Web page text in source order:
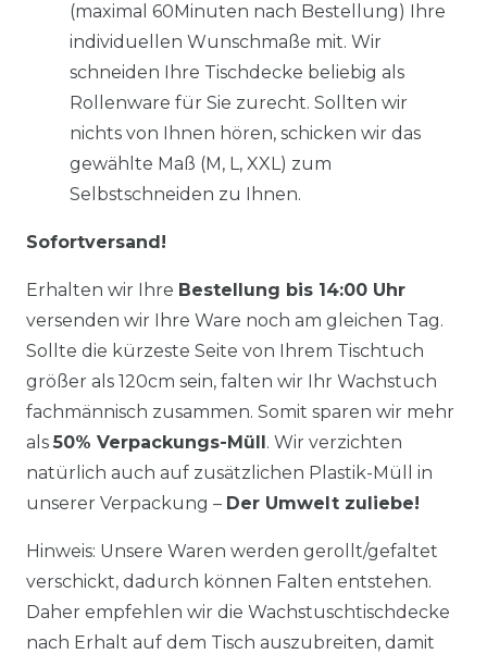
(maximal 60Minuten nach Bestellung) Ihre
individuellen Wunschmaße mit. Wir
schneiden Ihre Tischdecke beliebig als
Rollenware für Sie zurecht. Sollten wir
nichts von Ihnen hören, schicken wir das
gewählte Maß (M, L, XXL) zum
Selbstschneiden zu Ihnen.
Sofortversand!
Erhalten wir Ihre Bestellung bis 14:00 Uhr
versenden wir Ihre Ware noch am gleichen Tag.
Sollte die kürzeste Seite von Ihrem Tischtuch
größer als 120cm sein, falten wir Ihr Wachstuch
fachmännisch zusammen. Somit sparen wir mehr
als 50% Verpackungs-Müll. Wir verzichten
natürlich auch auf zusätzlichen Plastik-Müll in
unserer Verpackung – Der Umwelt zuliebe!
Hinweis: Unsere Waren werden gerollt/gefaltet
verschickt, dadurch können Falten entstehen.
Daher empfehlen wir die Wachstuschtischdecke
nach Erhalt auf dem Tisch auszubreiten, damit